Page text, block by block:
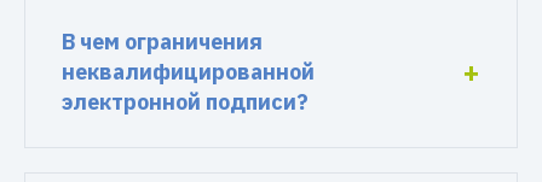
В чем ограничения
неквалифицированной
электронной подписи?